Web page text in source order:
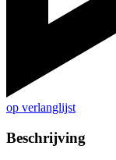
op verlanglijst
Beschrijving